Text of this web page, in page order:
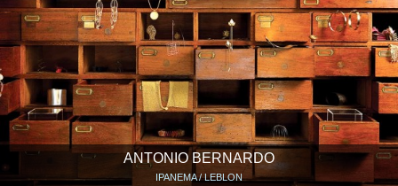
ANTONIO BERNARDO
IPANEMA / LEBLON